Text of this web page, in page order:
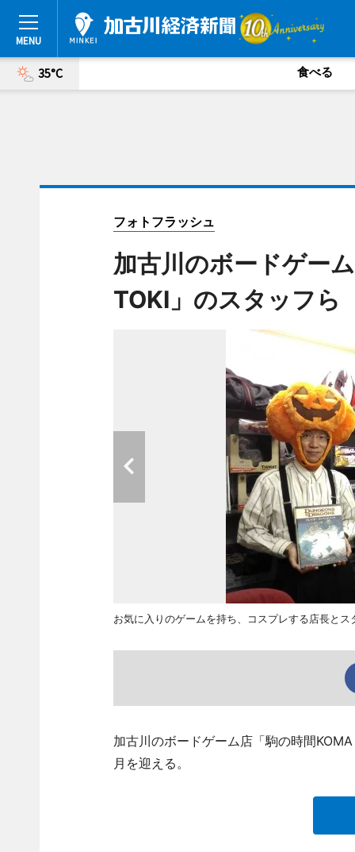
35°C 食べる
フォトフラッシュ
加古川のボードゲー
TOKI」のスタッフら
お気に入りのゲームを持ち、コスプレする店長とス
加古川のボードゲーム店「駒の時間
月を迎える。